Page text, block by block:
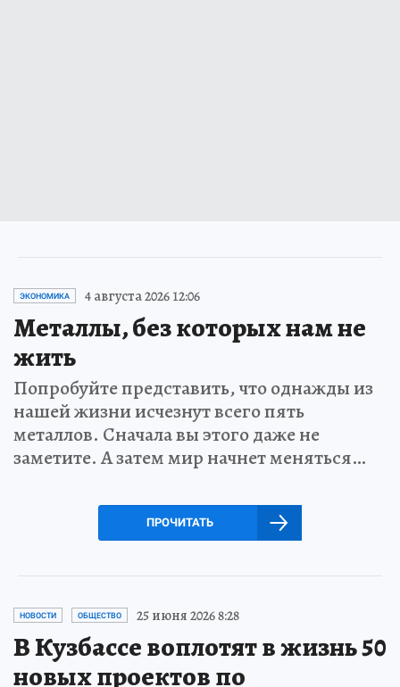
ЭКОНОМИКА 4 августа 2026 12:06
Металлы, без которых нам не
жить
Попробуйте представить, что однажды из
нашей жизни исчезнут всего пять
металлов. Сначала вы этого даже не
заметите. А затем мир начнет меняться…
ПРОЧИТАТЬ
НОВОСТИ ОБЩЕСТВО 25 июня 2026 8:28
В Кузбассе воплотят в жизнь 50
новых проектов по